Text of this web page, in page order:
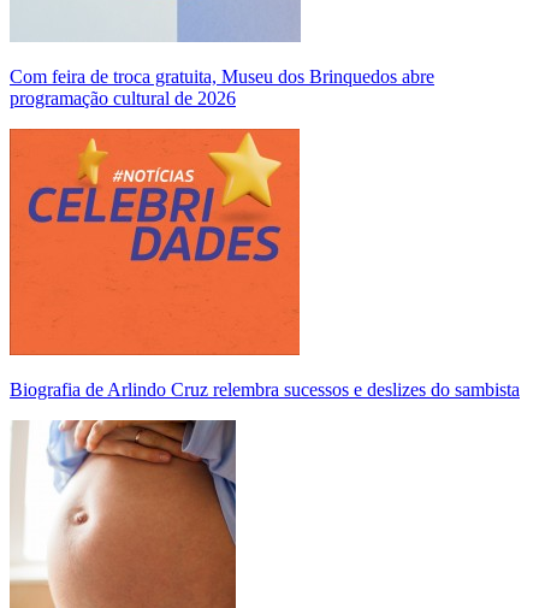
Com feira de troca gratuita, Museu dos Brinquedos abre
programação cultural de 2026
Biografia de Arlindo Cruz relembra sucessos e deslizes do sambista